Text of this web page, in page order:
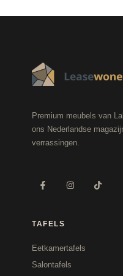
Premium meubels van
ons Nederlandse
verrassingen.
TAFELS
Eetkamertafels
Salontafels